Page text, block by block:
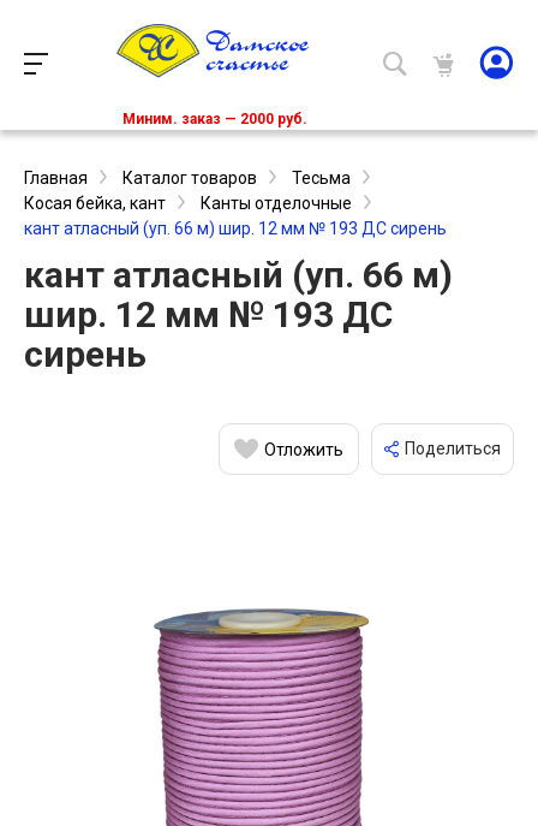
Миним. заказ — 2000 руб.
Главная Каталог товаров
Тесьма
Косая бейка, кант
Канты отделочные
кант атласный (уп. 66 м) шир. 12 мм № 193 ДС сирень
кант атласный (уп. 66 м)
шир. 12 мм № 193 ДС
сирень
Отложить Поделиться